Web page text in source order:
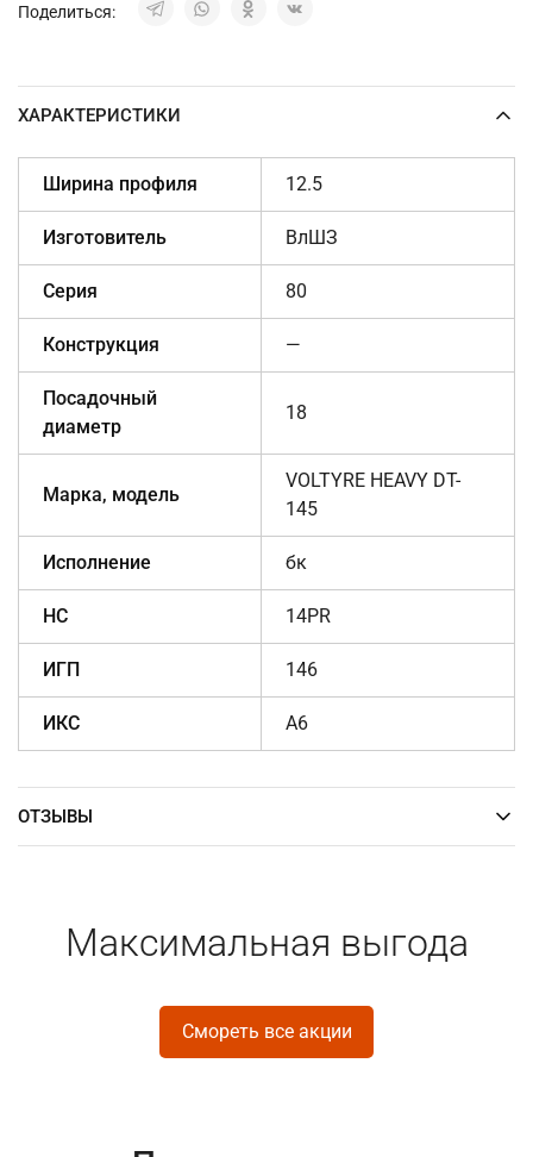
Поделиться:
ХАРАКТЕРИСТИКИ
Ширина профиля 12.5
Изготовитель ВлШЗ
Серия 80
Конструкция —
Посадочный
диаметр
18
Марка, модель
VOLTYRE HEAVY DT-
145
Исполнение бк
НС 14PR
ИГП 146
ИКС A6
ОТЗЫВЫ
Максимальная выгода
Смореть все акции